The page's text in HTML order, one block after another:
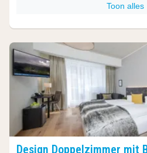
Toon alles
Design Doppelzimmer mit